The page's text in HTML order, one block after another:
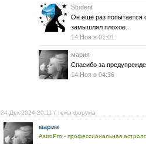
Student
Он еще раз попытается
замышлял плохое.
14 Ноя в 01:01
мария
Спасибо за
14 Ноя в 04:36
24-Дек-2024 20:11 / тема форума
мария
AstroPro - профессиональная